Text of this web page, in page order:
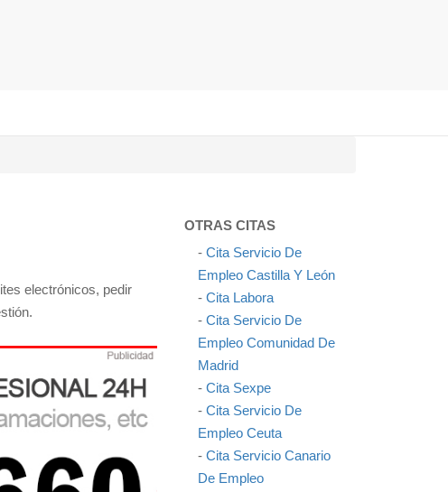
electrónicos, pedir
OTRAS CITAS
- Cita Servicio De
Empleo Castilla Y León
- Cita Labora
- Cita Servicio De
Empleo Comunidad De
Madrid
- Cita Sexpe
- Cita Servicio De
Empleo Ceuta
- Cita Servicio Canario
De Empleo